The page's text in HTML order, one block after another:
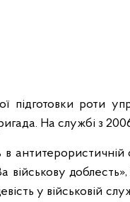
роти
На службі з
антитерористичній
військову
у військовій